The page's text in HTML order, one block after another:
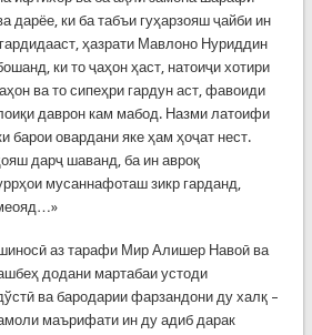
дарёе, ки ба табъи гуҳарзояш ҷайби ин
ҳазрати Мавлоно Нуриддин
ки то ҷаҳон ҳаст, натоиҷи хотири
ва то сипеҳри гардун аст, фавоиди
даврон кам мабод. Назми латоифи
барои овардани яке ҳам ҳоҷат нест.
дарҷ шаванд, ба ин авроқ
мусаннафоташ зикр гарданд,
аз тарафи Мир Алишер Навоӣ ва
додани мартабаи устоди
ва бародарии фарзандони ду халқ –
маърифати ин ду адиб дарак